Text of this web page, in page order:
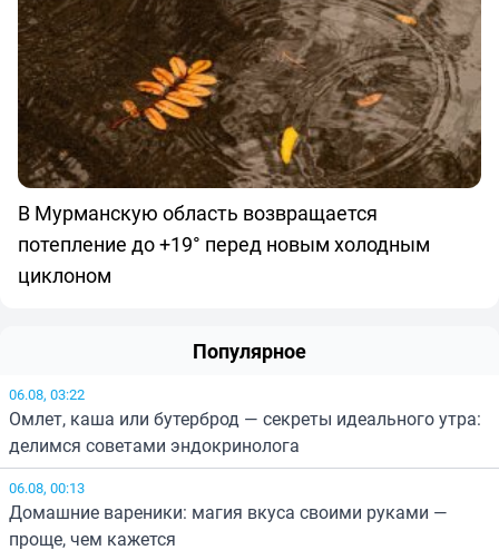
В Мурманскую область возвращается
потепление до +19° перед новым холодным
циклоном
Популярное
06.08, 03:22
Омлет, каша или бутерброд — секреты идеального утра:
делимся советами эндокринолога
06.08, 00:13
Домашние вареники: магия вкуса своими руками —
проще, чем кажется